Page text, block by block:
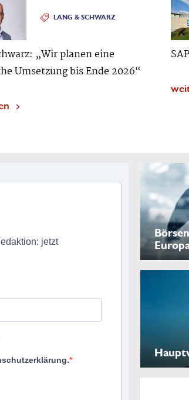
LANG & SCHWARZ
„Wir planen eine
Umsetzung bis Ende 2026“
jetzt